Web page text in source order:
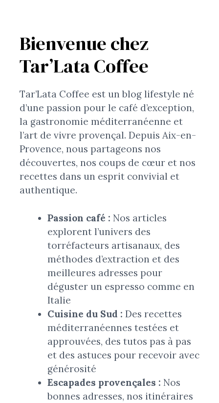
Bienvenue chez
Tar’Lata Coffee
Tar’Lata Coffee est un blog lifestyle né
d’une passion pour le café d’exception,
la gastronomie méditerranéenne et
l’art de vivre provençal. Depuis Aix-en-
Provence, nous partageons nos
découvertes, nos coups de cœur et nos
recettes dans un esprit convivial et
authentique.
Passion café : Nos articles
explorent l’univers des
torréfacteurs artisanaux, des
méthodes d’extraction et des
meilleures adresses pour
déguster un espresso comme en
Italie
Cuisine du Sud : Des recettes
méditerranéennes testées et
approuvées, des tutos pas à pas
et des astuces pour recevoir avec
générosité
Escapades provençales : Nos
bonnes adresses, nos itinéraires